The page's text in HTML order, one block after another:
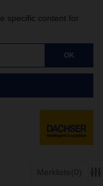
specific content for
OK
Merkliste(0)